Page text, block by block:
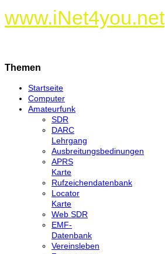
www.iNet4you.net
Themen
Startseite
Computer
Amateurfunk
SDR
DARC
Lehrgang
Ausbreitungsbedinungen
APRS
Karte
Rufzeichendatenbank
Locator
Karte
Web SDR
EMF-
Datenbank
Vereinsleben